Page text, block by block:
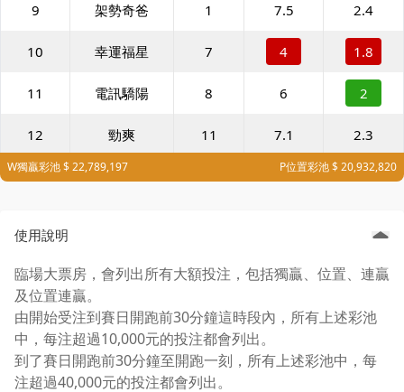
9 架勢奇爸 1 7.5 2.4
10 幸運福星 7 4 1.8
11 電訊驕陽 8 6 2
12 勁爽 11 7.1 2.3
W獨贏彩池 $ 22,789,197 P位置彩池 $ 20,932,820
使用說明
臨場大票房，會列出所有大額投注，包括獨贏、位置、連贏
及位置連贏。
由開始受注到賽日開跑前30分鐘這時段內，所有上述彩池
中，每注超過10,000元的投注都會列出。
到了賽日開跑前30分鐘至開跑一刻，所有上述彩池中，每
注超過40,000元的投注都會列出。